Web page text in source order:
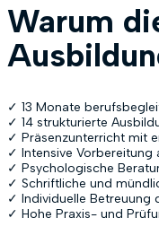
Warum
✓ 13 Monate
✓ 14 strukturierte
✓ Präsenzunterricht mit
✓ Intensive Vorbereitung
✓ Psychologische
✓ Schriftliche und
✓ Individuelle Betreuung
✓ Hohe Praxis- und